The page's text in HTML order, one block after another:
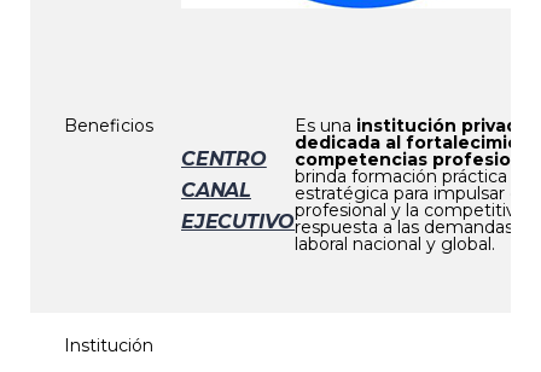
Beneficios
CENTRO
CANAL
EJECUTIVO
Es una institución privada
dedicada al
competencias
brinda formación práctica y
estratégica para impulsar el
profesional y la
respuesta a las demandas
laboral nacional y global.
Institución